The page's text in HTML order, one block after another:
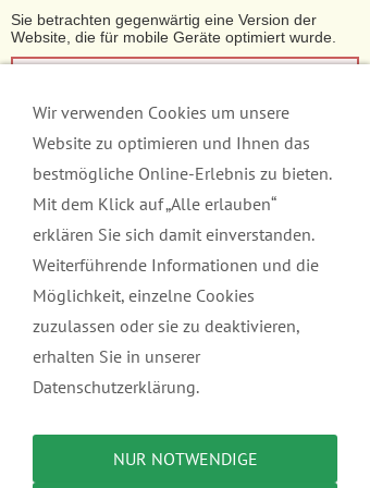
Sie betrachten gegenwärtig eine Version der
Website, die für mobile Geräte optimiert wurde.
Navigation einblenden
Wir verwenden Cookies um unsere
Website zu optimieren und Ihnen das
bestmögliche Online-Erlebnis zu bieten.
Mit dem Klick auf „Alle erlauben“
erklären Sie sich damit einverstanden.
Weiterführende Informationen und die
Möglichkeit, einzelne Cookies
zuzulassen oder sie zu deaktivieren,
erhalten Sie in unserer
Datenschutzerklärung.
NUR NOTWENDIGE